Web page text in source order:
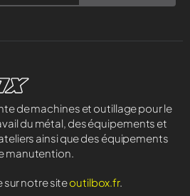
de machines et outillage pour le
du métal, des équipements et
ainsi que des équipements
manutention.
sur notre siteoutilbox.fr.